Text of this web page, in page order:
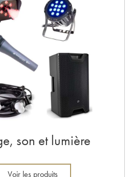
son et lumière
Voir les produits